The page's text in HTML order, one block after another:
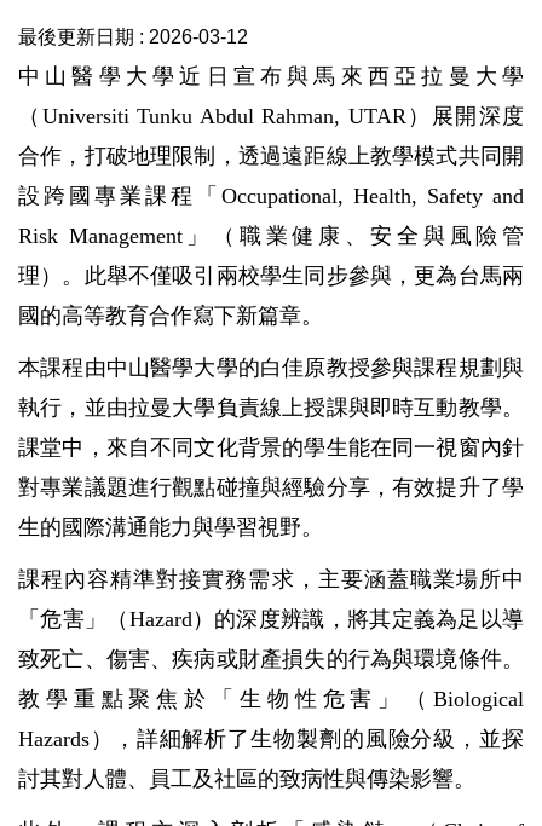
最後更新日期 : 2026-03-12
中山醫學大學近日宣布與馬來西亞拉曼大學
（ Universiti Tunku Abdul Rahman, UTAR ）展開深度
合作，打破地理限制，透過遠距線上教學模式共同開
設跨國專業課程「 Occupational, Health, Safety and
Risk Management」（職業健康、安全與風險管
理）。此舉不僅吸引兩校學生同步參與，更為台馬兩
國的高等教育合作寫下新篇章。
本課程由中山醫學大學的白佳原教授參與課程規劃與
執行，並由拉曼大學負責線上授課與即時互動教學。
課堂中，來自不同文化背景的學生能在同一視窗內針
對專業議題進行觀點碰撞與經驗分享，有效提升了學
生的國際溝通能力與學習視野。
課程內容精準對接實務需求，主要涵蓋職業場所中
「危害」（ Hazard ）的深度辨識，將其定義為足以導
致死亡、傷害、疾病或財產損失的行為與環境條件。
教學重點聚焦於「生物性危害」（ Biological
Hazards ），詳細解析了生物製劑的風險分級，並探
討其對人體、員工及社區的致病性與傳染影響。